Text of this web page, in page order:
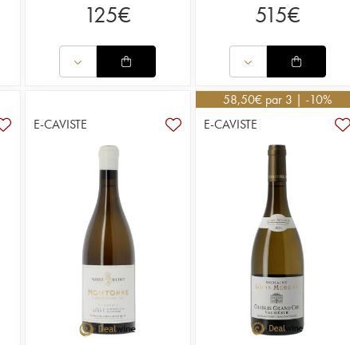
125€ 515€
E-CAVISTE
58,50€ par 3 | -10%
E-CAVISTE